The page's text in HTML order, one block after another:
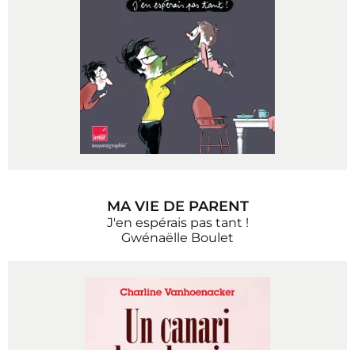
MA VIE DE PARENT
J'en espérais pas tant !
Gwénaëlle Boulet